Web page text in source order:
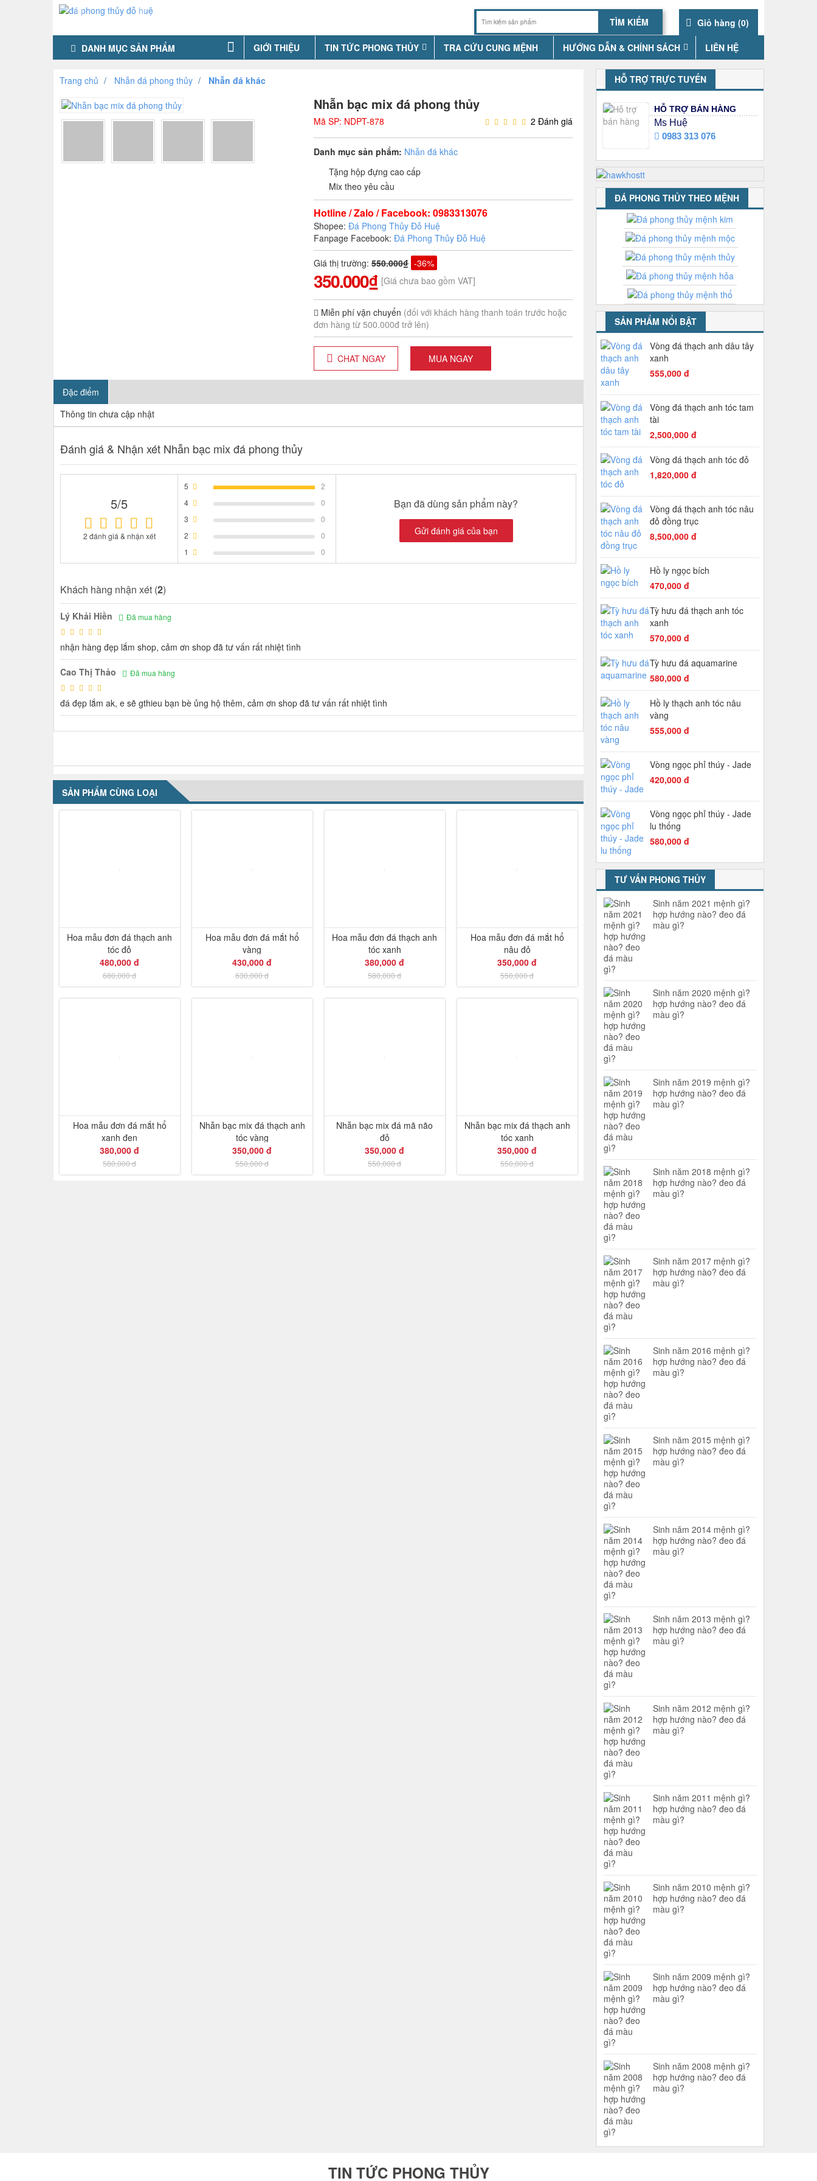
Giỏ hàng (0)
DANH MỤC SẢN PHẨM GIỚI THIỆU TIN TỨC PHONG THỦY TRA CỨU CUNG MỆNH HƯỚNG DẪN & CHÍNH SÁCH LIÊN HỆ
Trang chủ Nhẫn đá phong thủy Nhẫn đá khác
Nhẫn bạc mix đá phong thủy
Mã SP: NDPT-878 2 Đánh giá
Danh mục sản phẩm: Nhẫn đá khác
Tặng hộp đựng cao cấp
Mix theo yêu cầu
Hotline / Zalo / Facebook: 0983313076
Shopee:Đá Phong Thủy Đỗ Huệ
Fanpage Facebook:Đá Phong Thủy Đỗ Huệ
Giá thị trường:550.000₫ -36%
350.000₫ [Giá chưa bao gồm VAT]
Miễn phí vận chuyển (đối với khách hàng thanh toán trước hoặc
đơn hàng từ 500.000đ trở lên)
CHAT NGAY MUA NGAY
Đặc điểm
Thông tin chưa cập nhật
Đánh giá & Nhận xét Nhẫn bạc mix đá phong thủy
5/5
2 đánh giá & nhận xét
5
2
4
0
3
0
2
0
1
0
Bạn đã dùng sản phẩm này?
Gửi đánh giá của bạn
Khách hàng nhận xét (2)
Lý Khải Hiền Đã mua hàng
nhận hàng đẹp lắm shop, cảm ơn shop đã tư vấn rất nhiệt tình
Cao Thị Thảo Đã mua hàng
đá đẹp lắm ak, e sẽ gthieu bạn bè ủng hộ thêm, cảm ơn shop đã tư vấn rất nhiệt tình
SẢN PHẨM CÙNG LOẠI
Hoa mẫu đơn đá thạch anh
tóc đỏ
480,000 đ
680,000 đ
Hoa mẫu đơn đá mắt hổ
vàng
430,000 đ
630,000 đ
Hoa mẫu đơn đá thạch anh
tóc xanh
380,000 đ
580,000 đ
Hoa mẫu đơn đá mắt hổ
nâu đỏ
350,000 đ
550,000 đ
Hoa mẫu đơn đá mắt hổ
xanh đen
380,000 đ
580,000 đ
Nhẫn bạc mix đá thạch anh
tóc vàng
350,000 đ
550,000 đ
Nhẫn bạc mix đá mã não
đỏ
350,000 đ
550,000 đ
Nhẫn bạc mix đá thạch anh
tóc xanh
350,000 đ
550,000 đ
HỖ TRỢ TRỰC TUYẾN
HỖ TRỢ BÁN HÀNG
Ms Huệ
0983 313 076
ĐÁ PHONG THỦY THEO MỆNH
SẢN PHẨM NỔI BẬT
Vòng đá thạch anh dâu tây
xanh
555,000 đ
Vòng đá thạch anh tóc tam
tài
2,500,000 đ
Vòng đá thạch anh tóc đỏ
1,820,000 đ
Vòng đá thạch anh tóc nâu
đỏ đồng trục
8,500,000 đ
Hồ ly ngọc bích
470,000 đ
Tỳ hưu đá thạch anh tóc
xanh
570,000 đ
Tỳ hưu đá aquamarine
580,000 đ
Hồ ly thạch anh tóc nâu
vàng
555,000 đ
Vòng ngọc phỉ thúy - Jade
420,000 đ
Vòng ngọc phỉ thúy - Jade
lu thống
580,000 đ
TƯ VẤN PHONG THỦY
Sinh năm 2021 mệnh gì?
hợp hướng nào? đeo đá
màu gì?
Sinh năm 2020 mệnh gì?
hợp hướng nào? đeo đá
màu gì?
Sinh năm 2019 mệnh gì?
hợp hướng nào? đeo đá
màu gì?
Sinh năm 2018 mệnh gì?
hợp hướng nào? đeo đá
màu gì?
Sinh năm 2017 mệnh gì?
hợp hướng nào? đeo đá
màu gì?
Sinh năm 2016 mệnh gì?
hợp hướng nào? đeo đá
màu gì?
Sinh năm 2015 mệnh gì?
hợp hướng nào? đeo đá
màu gì?
Sinh năm 2014 mệnh gì?
hợp hướng nào? đeo đá
màu gì?
Sinh năm 2013 mệnh gì?
hợp hướng nào? đeo đá
màu gì?
Sinh năm 2012 mệnh gì?
hợp hướng nào? đeo đá
màu gì?
Sinh năm 2011 mệnh gì?
hợp hướng nào? đeo đá
màu gì?
Sinh năm 2010 mệnh gì?
hợp hướng nào? đeo đá
màu gì?
Sinh năm 2009 mệnh gì?
hợp hướng nào? đeo đá
màu gì?
Sinh năm 2008 mệnh gì?
hợp hướng nào? đeo đá
màu gì?
TIN TỨC PHONG THỦY